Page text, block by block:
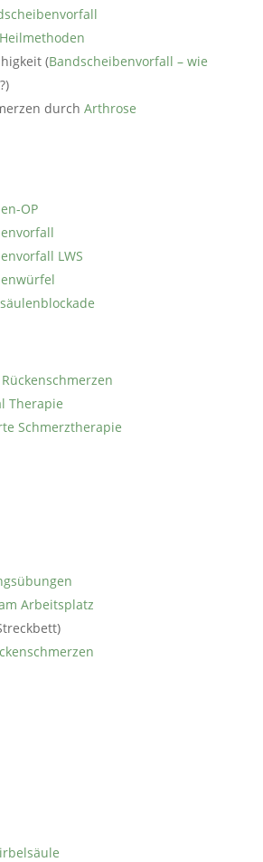
(Bandscheibenvorfall – wie
?)
durch Arthrose
OP
LWS
Therapie
Schmerztherapie
Arbeitsplatz